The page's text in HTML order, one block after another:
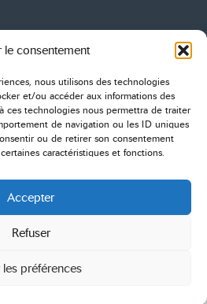
le consentement
nous utilisons des technologies
et/ou accéder aux informations des
ces technologies nous permettra de traiter
de navigation ou les ID uniques
ou de retirer son consentement
caractéristiques et fonctions.
Accepter
Refuser
les préférences
Elysées
Mentions légales